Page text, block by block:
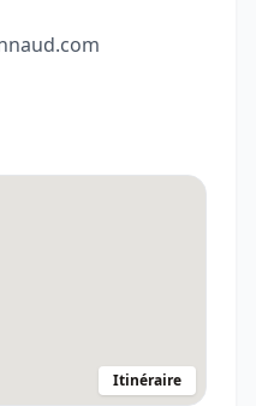
Itinéraire